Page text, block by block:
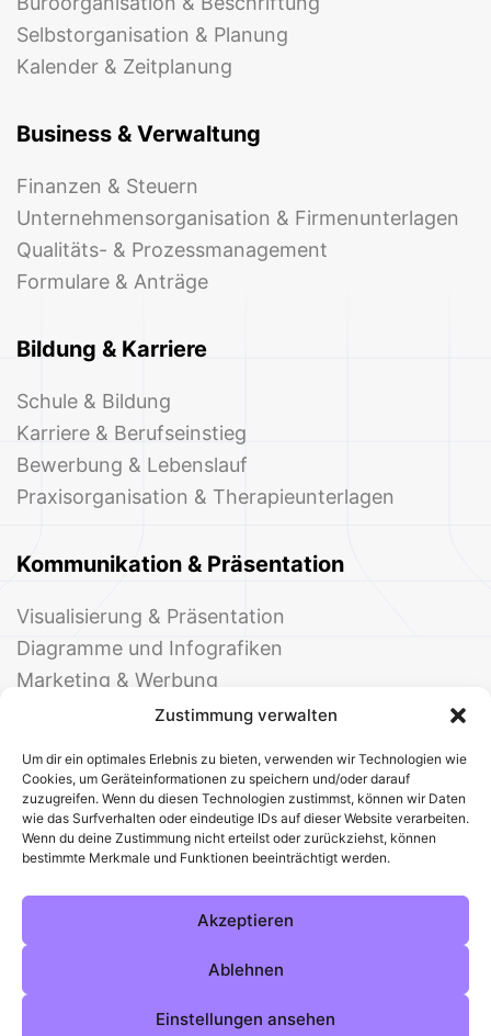
Zustimmung verwalten
Um dir ein optimales Erlebnis zu bieten, verwenden wir Technologien wie
Cookies, um Geräteinformationen zu speichern und/oder darauf
zuzugreifen. Wenn du diesen Technologien zustimmst, können wir Daten
wie das Surfverhalten oder eindeutige IDs auf dieser Website verarbeiten.
Wenn du deine Zustimmung nicht erteilst oder zurückziehst, können
bestimmte Merkmale und Funktionen beeinträchtigt werden.
Akzeptieren
Ablehnen
Einstellungen ansehen
Selbstorganisation & Planung
Kalender & Zeitplanung
Business & Verwaltung
Finanzen & Steuern
Unternehmensorganisation & Firmenunterlagen
Qualitäts- & Prozessmanagement
Formulare & Anträge
Bildung & Karriere
Schule & Bildung
Karriere & Berufseinstieg
Bewerbung & Lebenslauf
Praxisorganisation & Therapieunterlagen
Kommunikation & Präsentation
Visualisierung & Präsentation
Diagramme und Infografiken
Marketing & Werbung
Events & Einladungen
© 2025 Deine Welt der Office-Vorlagen
Alle VorlagenÜber unsKontakt
DatenschutzCookies